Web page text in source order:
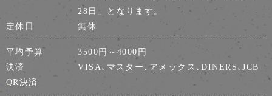
28日」となります。
定休日
無休
平均予算
3500円～4000円
決済
VISA､マスター､アメックス､DINERS､JCB
QR決済